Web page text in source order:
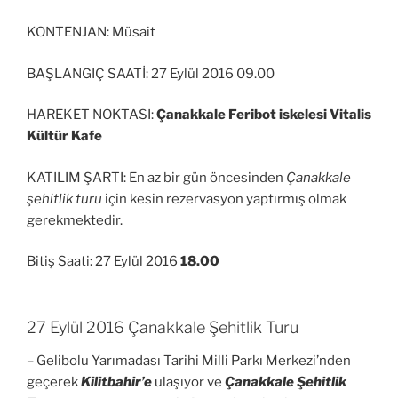
KONTENJAN: Müsait
BAŞLANGIÇ SAATİ: 27 Eylül 2016 09.00
HAREKET NOKTASI:Çanakkale Feribot iskelesi Vitalis
Kültür Kafe
KATILIM ŞARTI: En az bir gün öncesinden Çanakkale
şehitlik turu için kesin rezervasyon yaptırmış olmak
gerekmektedir.
Bitiş Saati: 27 Eylül 2016 18.00
27 Eylül 2016 Çanakkale Şehitlik Turu
– Gelibolu Yarımadası Tarihi Milli Parkı Merkezi’nden
geçerekKilitbahir’e ulaşıyor ve Çanakkale Şehitlik